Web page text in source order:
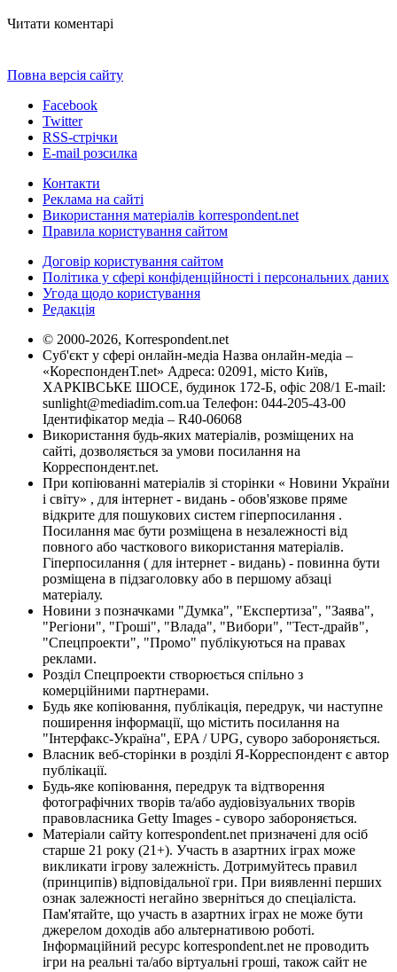
Читати коментарі
Повна версія сайту
Facebook
Twitter
RSS-стрічки
E-mail розсилка
Контакти
Реклама на сайті
Використання матеріалів korrespondent.net
Правила користування сайтом
Договір користування сайтом
Політика у сфері конфіденційності і персональних даних
Угода щодо користування
Редакція
© 2000-2026, Korrespondent.net
Суб'єкт у сфері онлайн-медіа Назва онлайн-медіа –
«КореспонденТ.net» Адреса: 02091, місто Київ,
ХАРКІВСЬКЕ ШОСЕ, будинок 172-Б, офіс 208/1 E-mail:
sunlight@mediadim.com.ua Телефон: 044-205-43-00
Ідентифікатор медіа – R40-06068
Використання будь-яких матеріалів, розміщених на
сайті, дозволяється за умови посилання на
Корреспондент.net.
При копіюванні матеріалів зі сторінки « Новини України
і світу» , для інтернет - видань - обов'язкове пряме
відкрите для пошукових систем гіперпосилання .
Посилання має бути розміщена в незалежності від
повного або часткового використання матеріалів.
Гіперпосилання ( для інтернет - видань) - повинна бути
розміщена в підзаголовку або в першому абзаці
матеріалу.
Новини з позначками "Думка", "Експертиза", "Заява",
"Регіони", "Гроші", "Влада", "Вибори", "Тест-драйв",
"Спецпроекти", "Промо" публікуються на правах
реклами.
Розділ Спецпроекти створюється спільно з
комерційними партнерами.
Будь яке копіювання, публікація, передрук, чи наступне
поширення інформації, що містить посилання на
"Інтерфакс-Україна", EPA / UPG, суворо забороняється.
Власник веб-сторінки в розділі Я-Корреспондент є автор
публікації.
Будь-яке копіювання, передрук та відтворення
фотографічних творів та/або аудіовізуальних творів
правовласника Getty Images - суворо забороняється.
Матеріали сайту korrespondent.net призначені для осіб
старше 21 року (21+). Участь в азартних іграх може
викликати ігрову залежність. Дотримуйтесь правил
(принципів) відповідальної гри. При виявленні перших
ознак залежності негайно зверніться до спеціаліста.
Пам'ятайте, що участь в азартних іграх не може бути
джерелом доходів або альтернативою роботі.
Інформаційний ресурс korrespondent.net не проводить
ігри на реальні та/або віртуальні гроші, також сайт не